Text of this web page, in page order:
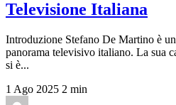
Televisione Italiana
Introduzione Stefano De Martino è
panorama televisivo italiano. La sua
si è...
1 Ago 2025 2 min